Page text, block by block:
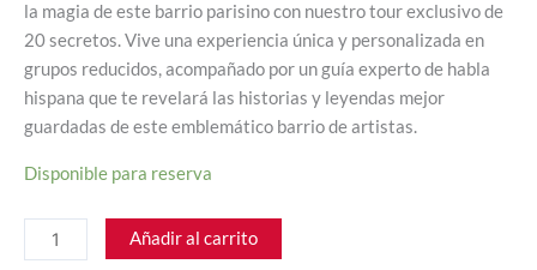
la magia de este barrio parisino con nuestro tour exclusivo de
20 secretos. Vive una experiencia única y personalizada en
grupos reducidos, acompañado por un guía experto de habla
hispana que te revelará las historias y leyendas mejor
guardadas de este emblemático barrio de artistas.
Disponible para reserva
Añadir al carrito